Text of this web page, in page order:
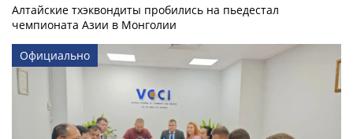
Алтайские тхэквондиты пробились на пьедестал
чемпионата Азии в Монголии
Официально